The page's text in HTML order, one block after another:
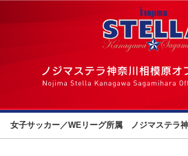
女子サッカー／WEリーグ所属 ノジマステラ神